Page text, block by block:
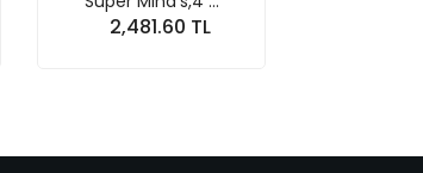
2,189.03 TL